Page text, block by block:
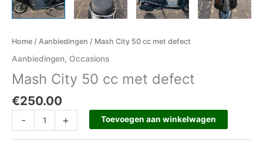
Home / Aanbiedingen / Mash City 50 cc met defect
Aanbiedingen, Occasions
Mash City 50 cc met defect
€250.00
- + Toevoegen aan winkelwagen